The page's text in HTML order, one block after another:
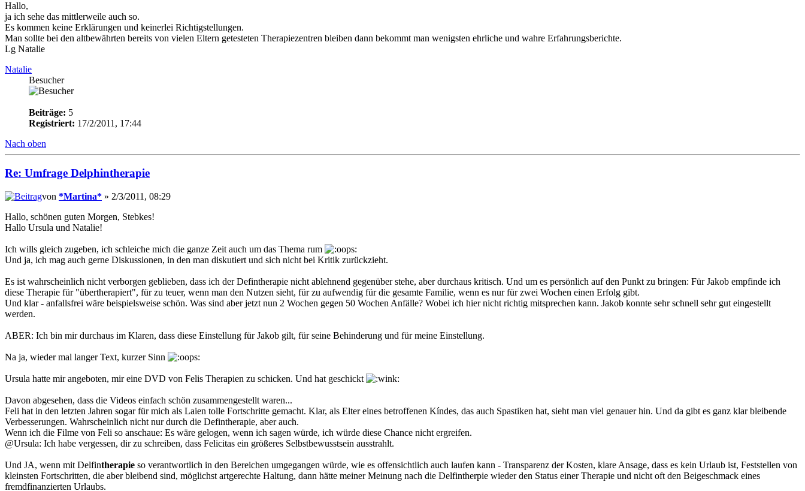
Hallo,
ja ich sehe das mittlerweile auch so.
Es kommen keine Erklärungen und keinerlei Richtigstellungen.
Man sollte bei den altbewährten bereits von vielen Eltern getesteten Therapiezentren bleiben dann bekommt man wenigsten ehrliche und wahre Erfahrungsberichte.
Lg Natalie
Natalie
Besucher
Beiträge: 5
Registriert: 17/2/2011, 17:44
Nach oben
Re: Umfrage Delphintherapie
von *Martina* » 2/3/2011, 08:29
Hallo, schönen guten Morgen, Stebkes!
Hallo Ursula und Natalie!
Ich wills gleich zugeben, ich schleiche mich die ganze Zeit auch um das Thema rum
Und ja, ich mag auch gerne Diskussionen, in den man diskutiert und sich nicht bei Kritik zurückzieht.
Es ist wahrscheinlich nicht verborgen geblieben, dass ich der Defintherapie nicht ablehnend gegenüber stehe, aber durchaus kritisch. Und um es persönlich auf den Punkt zu bringen: Für Jakob empfinde ich
diese Therapie für "übertherapiert", für zu teuer, wenn man den Nutzen sieht, für zu aufwendig für die gesamte Familie, wenn es nur für zwei Wochen einen Erfolg gibt.
Und klar - anfallsfrei wäre beispielsweise schön. Was sind aber jetzt nun 2 Wochen gegen 50 Wochen Anfälle? Wobei ich hier nicht richtig mitsprechen kann. Jakob konnte sehr schnell sehr gut eingestellt
werden.
ABER: Ich bin mir durchaus im Klaren, dass diese Einstellung für Jakob gilt, für seine Behinderung und für meine Einstellung.
Na ja, wieder mal langer Text, kurzer Sinn
Ursula hatte mir angeboten, mir eine DVD von Felis Therapien zu schicken. Und hat geschickt
Davon abgesehen, dass die Videos einfach schön zusammengestellt waren...
Feli hat in den letzten Jahren sogar für mich als Laien tolle Fortschritte gemacht. Klar, als Elter eines betroffenen Kíndes, das auch Spastiken hat, sieht man viel genauer hin. Und da gibt es ganz klar bleibende
Verbesserungen. Wahrscheinlich nicht nur durch die Defintherapie, aber auch.
Wenn ich die Filme von Feli so anschaue: Es wäre gelogen, wenn ich sagen würde, ich würde diese Chance nicht ergreifen.
@Ursula: Ich habe vergessen, dir zu schreiben, dass Felicitas ein größeres Selbstbewusstsein ausstrahlt.
Und JA, wenn mit Delfintherapie so verantwortlich in den Bereichen umgegangen würde, wie es offensichtlich auch laufen kann - Transparenz der Kosten, klare Ansage, dass es kein Urlaub ist, Feststellen von
kleinsten Fortschritten, die aber bleibend sind, möglichst artgerechte Haltung, dann hätte meiner Meinung nach die Delfintherpie wieder den Status einer Therapie und nicht oft den Beigeschmack eines
fremdfinanzierten Urlaubs.